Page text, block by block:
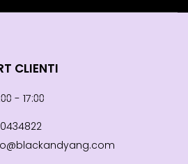
CLIENTI
- 17:⩇⩇